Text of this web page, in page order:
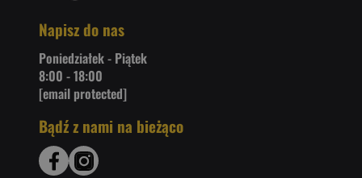
Napisz do nas
Poniedziałek - Piątek
8:00 - 18:00
[email protected]
Bądź z nami na bieżąco